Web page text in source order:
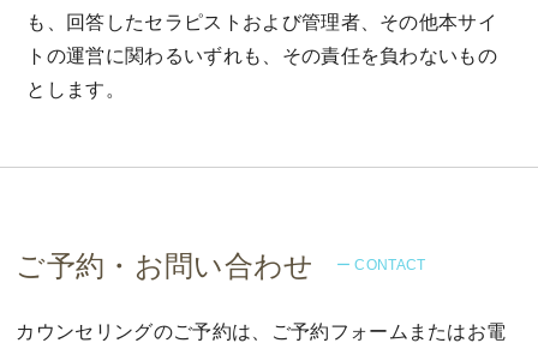
も、回答したセラピストおよび管理者、その他本サイ
トの運営に関わるいずれも、その責任を負わないもの
とします。
ご予約・お問い合わせ ー CONTACT
カウンセリングのご予約は、ご予約フォームまたはお電